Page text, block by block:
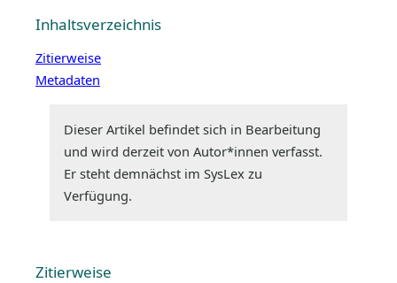
Inhaltsverzeichnis
Zitierweise
Metadaten
Dieser Artikel befindet sich in Bearbeitung
und wird derzeit von Autor*innen verfasst.
Er steht demnächst im SysLex zu
Verfügung.
Zitierweise